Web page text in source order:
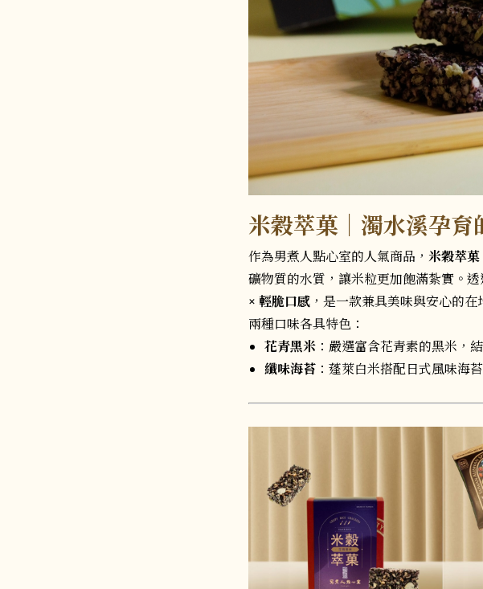
米穀萃菓｜濁水溪孕育
作為男煮人點心室的人氣商品， 米穀萃菓
礦物質的水質，讓米粒更加飽滿紮實。
× 輕脆口感 ，是一款兼具美味與安心的在
兩種口味各具特色：
花青黑米 ：嚴選富含花青素的黑米，
纖味海苔 ：蓬萊白米搭配日式風味海